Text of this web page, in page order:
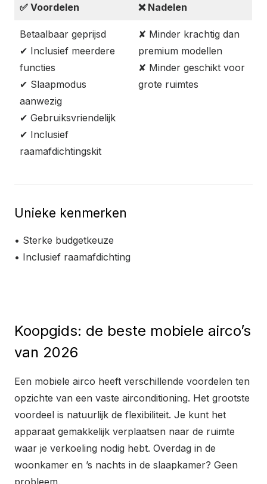
✅ Voordelen ❌ Nadelen
Betaalbaar geprijsd
✔ Inclusief meerdere
functies
✔ Slaapmodus
aanwezig
✔ Gebruiksvriendelijk
✔ Inclusief
raamafdichtingskit
✘ Minder krachtig dan
premium modellen
✘ Minder geschikt voor
grote ruimtes
Unieke kenmerken
• Sterke budgetkeuze
• Inclusief raamafdichting
Koopgids: de beste mobiele airco’s
van 2026
Een mobiele airco heeft verschillende voordelen ten
opzichte van een vaste airconditioning. Het grootste
voordeel is natuurlijk de flexibiliteit. Je kunt het
apparaat gemakkelijk verplaatsen naar de ruimte
waar je verkoeling nodig hebt. Overdag in de
woonkamer en ’s nachts in de slaapkamer? Geen
probleem.